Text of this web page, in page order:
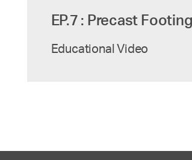
EP.7 : Precast
Educational Video